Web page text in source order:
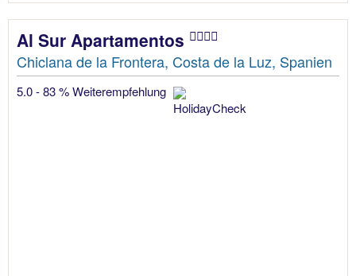
Al Sur Apartamentos
Chiclana de la Frontera, Costa de la Luz, Spanien
5.0 - 83 % Weiterempfehlung